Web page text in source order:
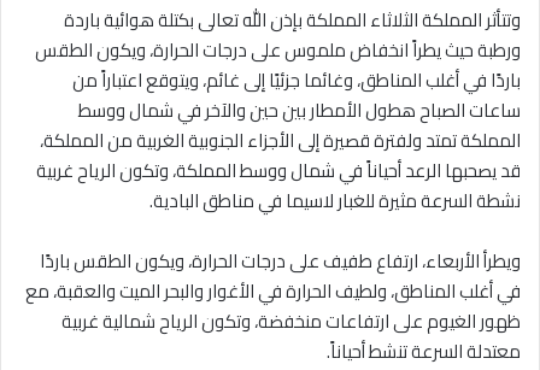
وتتأثر المملكة الثلاثاء المملكة بإذن اللّٰه تعالى بكتلة هوائية باردة
ورطبة حيث يطراً انخفاض ملموس على درجات الحرارة، ويكون الطقس
باردًا في أغلب المناطق، وغائما جزئيًا إلى غائم، ويتوقع اعتباراً من
ساعات الصباح هطول الأمطار بين حين والآخر في شمال ووسط
المملكة تمتد ولفترة قصيرة إلى الأجزاء الجنوبية الغربية من المملكة،
قد يصحبها الرعد أحياناً في شمال ووسط المملكة، وتكون الرياح غربية
نشطة السرعة مثيرة للغبار لاسيما في مناطق البادية.
ويطرأ الأربعاء، ارتفاع طفيف على درجات الحرارة، ويكون الطقس باردًا
في أغلب المناطق، ولطيف الحرارة في الأغوار والبحر الميت والعقبة، مع
ظهور الغيوم على ارتفاعات منخفضة، وتكون الرياح شمالية غربية
معتدلة السرعة تنشط أحياناً.